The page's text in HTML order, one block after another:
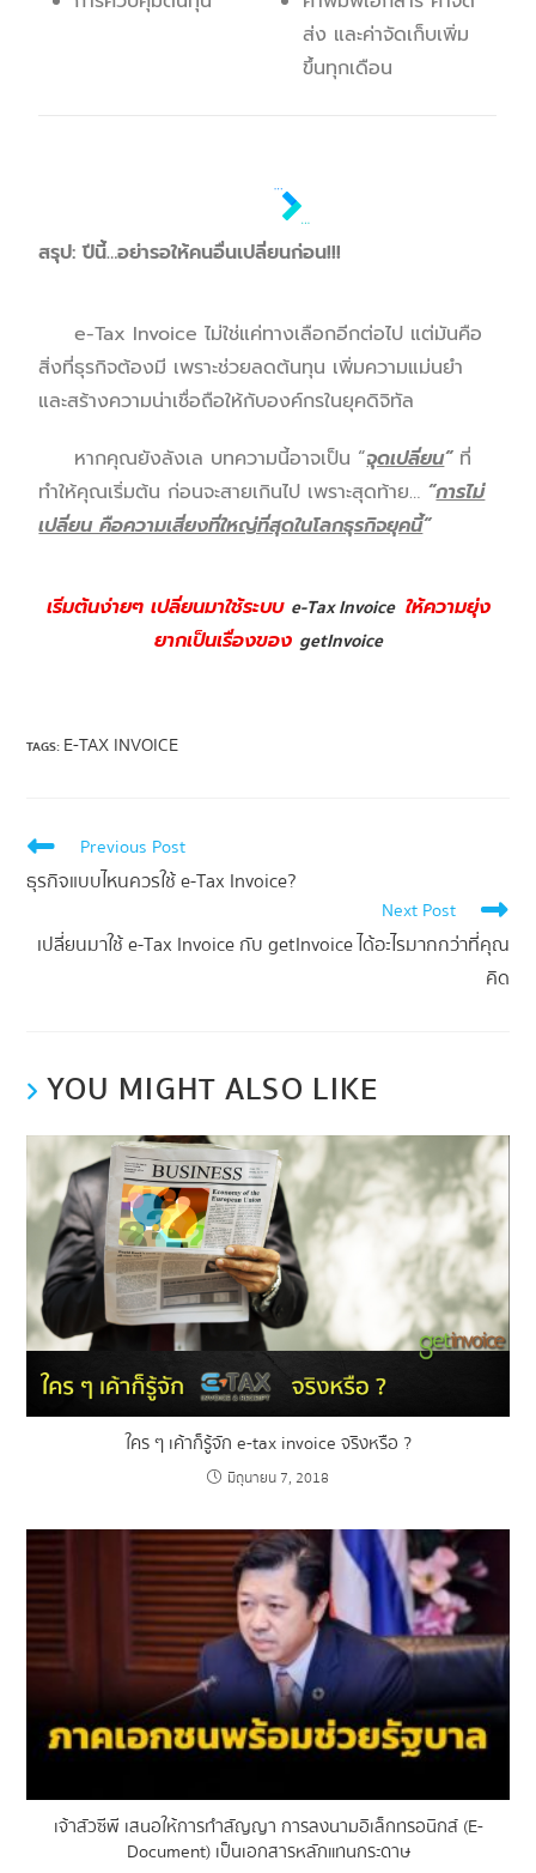
ส่ง และค่าจัดเก็บเพิ่ม
ขึ้นทุกเดือน
สรุป: ปีนี้…อย่ารอให้คนอื่นเปลี่ยนก่อน!!!
e-Tax Invoice ไม่ใช่แค่ทางเลือกอีกต่อไป แต่มันคือ
สิ่งที่ธุรกิจต้องมี เพราะช่วยลดต้นทุน เพิ่มความแม่นยำ
และสร้างความน่าเชื่อถือให้กับองค์กรในยุคดิจิทัล
หากคุณยังลังเล บทความนี้อาจเป็น “จุดเปลี่ยน”ที่
ทำให้คุณเริ่มต้น ก่อนจะสายเกินไป เพราะสุดท้าย… ”การไม่
เปลี่ยน คือความเสี่ยงที่ใหญ่ที่สุดในโลกธุรกิจยุคนี้”
เริ่มต้นง่ายๆ เปลี่ยนมาใช้ระบบ e-Tax Invoice ให้ความยุ่ง
ยากเป็นเรื่องของ getInvoice
TAGS: E-TAX INVOICE
Previous Post
ธุรกิจแบบไหนควรใช้ e-Tax Invoice?
Next Post
เปลี่ยนมาใช้ e-Tax Invoice กับ getInvoice ได้อะไรมากกว่าที่คุณ
คิด
YOU MIGHT ALSO LIKE
ใคร ๆ เค้าก็รู้จัก e-tax invoice จริงหรือ ?
มิถุนายน 7, 2018
เจ้าสัวซีพี เสนอให้การทำสัญญา การลงนามอิเล็กทรอนิกส์ (E-
Document) เป็นเอกสารหลักแทนกระดาษ